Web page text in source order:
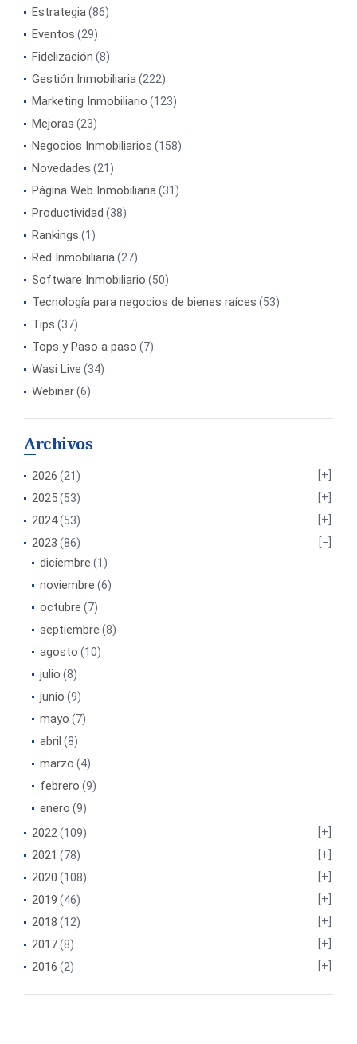
Estrategia (86)
Eventos (29)
Fidelización (8)
Gestión Inmobiliaria (222)
Marketing Inmobiliario (123)
Mejoras (23)
Negocios Inmobiliarios (158)
Novedades (21)
Página Web Inmobiliaria (31)
Productividad (38)
Rankings (1)
Red Inmobiliaria (27)
Software Inmobiliario (50)
Tecnología para negocios de bienes raíces (53)
Tips (37)
Tops y Paso a paso (7)
Wasi Live (34)
Webinar(6)
Archivos
2026 (21)
2025(53)
2024(53)
2023 (86)
diciembre (1)
noviembre (6)
octubre (7)
septiembre (8)
agosto (10)
julio (8)
junio (9)
mayo (7)
abril (8)
marzo (4)
febrero (9)
enero (9)
2022 (109)
2021 (78)
2020 (108)
2019 (46)
2018 (12)
2017(8)
2016 (2)